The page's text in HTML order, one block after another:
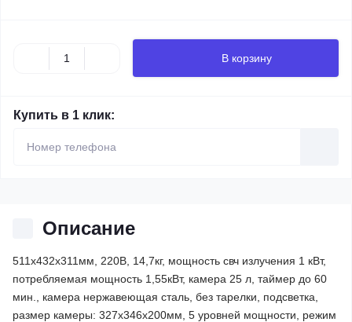
В корзину
Купить в 1 клик:
Описание
511x432x311мм, 220В, 14,7кг, мощность свч излучения 1 кВт,
потребляемая мощность 1,55кВт, камера 25 л, таймер до 60
мин., камера нержавеющая сталь, без тарелки, подсветка,
размер камеры: 327х346х200мм, 5 уровней мощности, режим